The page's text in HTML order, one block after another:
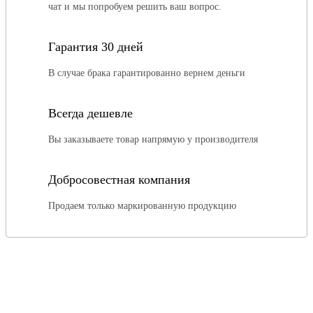
чат и мы попробуем решить ваш вопрос.
Гарантия 30 дней
В случае брака гарантированно вернем деньги
Всегда дешевле
Вы заказываете товар напрямую у производителя
Добросовестная компания
Продаем только маркированную продукцию